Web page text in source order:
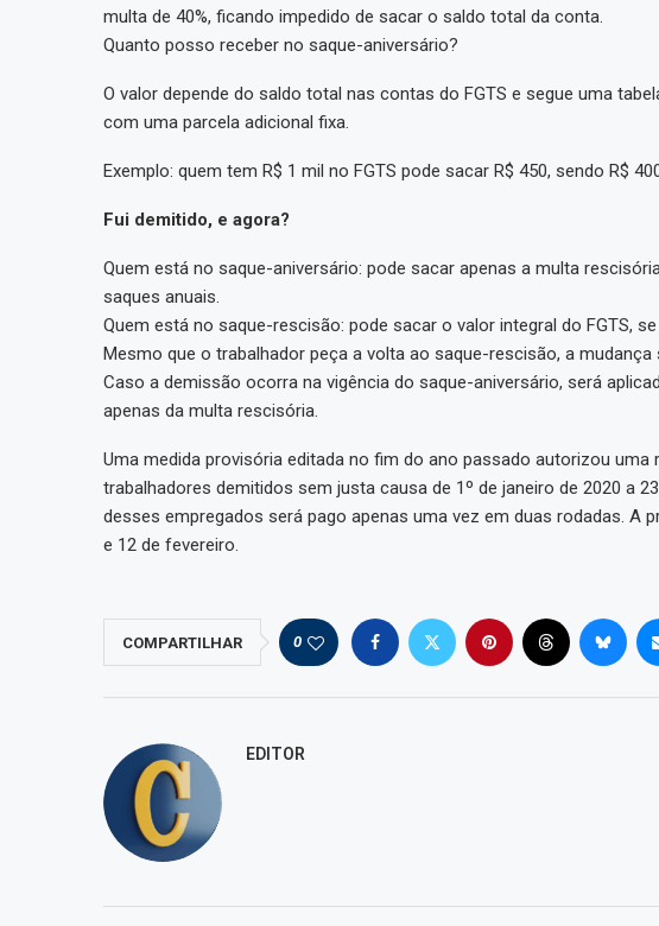
multa de 40%, ficando impedido de sacar o saldo total da conta.
Quanto posso receber no saque-aniversário?
O valor depende do saldo total nas contas do FGTS e segue uma
com uma parcela adicional fixa.
Exemplo: quem tem R$ 1 mil no FGTS pode sacar R$ 450, sendo R$
Fui demitido, e agora?
Quem está no saque-aniversário: pode sacar apenas a multa
saques anuais.
Quem está no saque-rescisão: pode sacar o valor integral do FGTS,
Mesmo que o trabalhador peça a volta ao saque-rescisão, a
Caso a demissão ocorra na vigência do saque-aniversário, será
apenas da multa rescisória.
Uma medida provisória editada no fim do ano passado autorizou
trabalhadores demitidos sem justa causa de 1º de janeiro de 2020 a
desses empregados será pago apenas uma vez em duas rodadas. A
e 12 de fevereiro.
COMPARTILHAR 0
EDITOR